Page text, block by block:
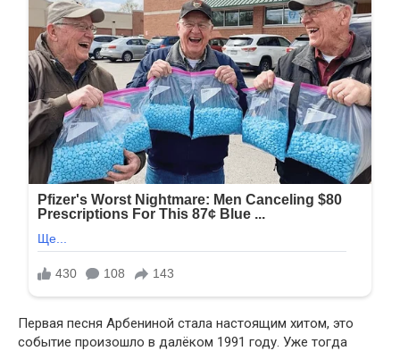
Первая песня Арбениной стала настоящим хитом, это
событие произошло в далёком 1991 году. Уже тогда